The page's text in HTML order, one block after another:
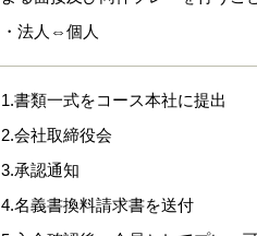
・法人⇔個人
1.書類一式をコース本社に提出
2.会社取締役会
3.承認通知
4.名義書換料請求書を送付